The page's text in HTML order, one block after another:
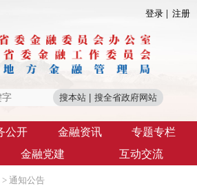
登录 注册
公开 金融资讯
专题专栏
金融党建 互动交流
> 通知公告